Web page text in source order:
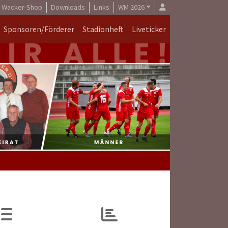
Wacker-Shop Downloads Links WM 2026
Sponsoren/Förderer Stadionheft Liveticker